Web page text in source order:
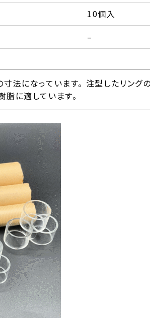
10個入
–
法になっています。 注型したリング
に適しています。